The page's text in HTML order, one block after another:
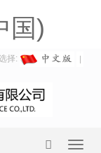
国)
择: